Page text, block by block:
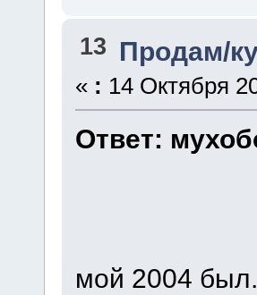
13 Продам/
« : 14 Октября
Ответ:
мой 2004 был.